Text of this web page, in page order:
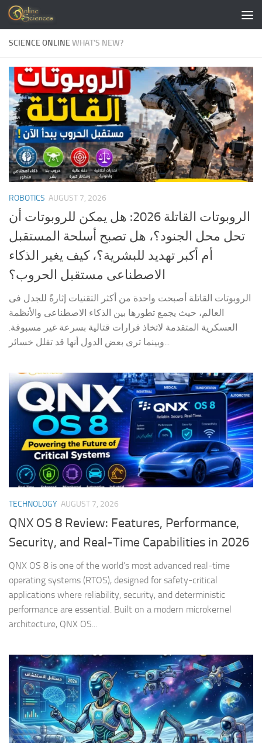
Skip to content
SCIENCE ONLINEWHAT'S NEW?
ROBOTICS AUGUST 7, 2026
الروبوتات القاتلة 2026: هل يمكن للروبوتات أن
تحل محل الجنود؟، هل تصبح أسلحة المستقبل
أم أكبر تهديد للبشرية؟، كيف يغير الذكاء
الاصطناعى مستقبل الحروب؟
الروبوتات القاتلة أصبحت واحدة من أكثر التقنيات إثارةً للجدل فى
العالم، حيث يجمع تطورها بين الذكاء الاصطناعى والأنظمة
العسكرية المتقدمة لاتخاذ قرارات قتالية بسرعة غير مسبوقة.
وبينما ترى بعض الدول أنها قد تقلل خسائر...
TECHNOLOGY AUGUST 7, 2026
QNX OS 8 Review: Features, Performance,
Security, and Real-Time Capabilities in 2026
QNX OS 8 is one of the world’s most advanced real-time
operating systems (RTOS), designed for safety-critical
applications where reliability, security, and deterministic
performance are essential. Built on a modern microkernel
architecture, QNX OS...